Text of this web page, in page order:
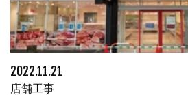
2022.11.21
店舗工事